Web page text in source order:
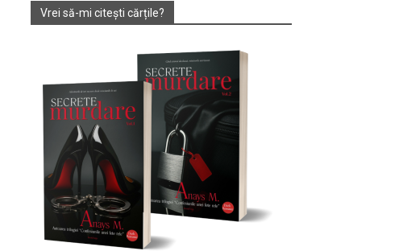
Vrei să-mi citești cărțile?